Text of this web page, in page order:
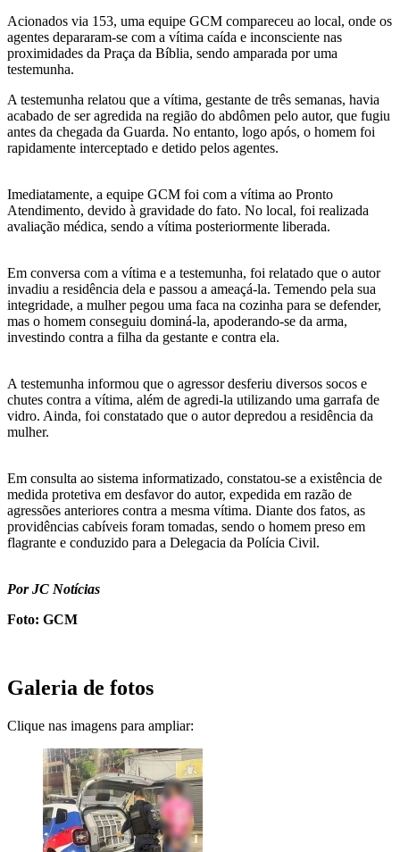
Acionados via 153, uma equipe GCM compareceu ao local, onde os
agentes depararam-se com a vítima caída e inconsciente nas
proximidades da Praça da Bíblia, sendo amparada por uma
testemunha.
A testemunha relatou que a vítima, gestante de três semanas, havia
acabado de ser agredida na região do abdômen pelo autor, que fugiu
antes da chegada da Guarda. No entanto, logo após, o homem foi
rapidamente interceptado e detido pelos agentes.
Imediatamente, a equipe GCM foi com a vítima ao Pronto
Atendimento, devido à gravidade do fato. No local, foi realizada
avaliação médica, sendo a vítima posteriormente liberada.
Em conversa com a vítima e a testemunha, foi relatado que o autor
invadiu a residência dela e passou a ameaçá-la. Temendo pela sua
integridade, a mulher pegou uma faca na cozinha para se defender,
mas o homem conseguiu dominá-la, apoderando-se da arma,
investindo contra a filha da gestante e contra ela.
A testemunha informou que o agressor desferiu diversos socos e
chutes contra a vítima, além de agredi-la utilizando uma garrafa de
vidro. Ainda, foi constatado que o autor depredou a residência da
mulher.
Em consulta ao sistema informatizado, constatou-se a existência de
medida protetiva em desfavor do autor, expedida em razão de
agressões anteriores contra a mesma vítima. Diante dos fatos, as
providências cabíveis foram tomadas, sendo o homem preso em
flagrante e conduzido para a Delegacia da Polícia Civil.
Por JC Notícias
Foto: GCM
Galeria de fotos
Clique nas imagens para ampliar: